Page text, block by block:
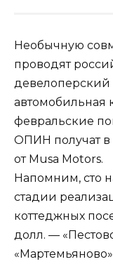
Необычную
проводят
автомобильная
февральские
ОПИН получат в
от Musa Motors.
Напомним, сто
стадии
коттеджных
долл. —